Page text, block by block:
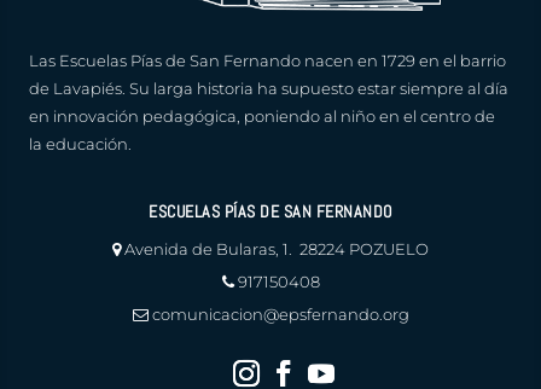
Las Escuelas Pías de San Fernando nacen en 1729 en el barrio
de Lavapiés. Su larga historia ha supuesto estar siempre al día
en innovación pedagógica, poniendo al niño en el centro de
la educación.
ESCUELAS PÍAS DE SAN FERNANDO
Avenida de Bularas, 1. 28224 POZUELO
917150408
comunicacion@epsfernando.org